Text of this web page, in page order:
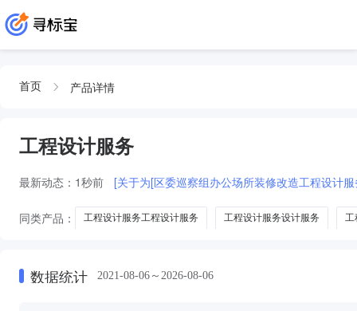
首页 产品详情
工程设计服务
最新动态： 1秒前 [关于为[区委巡察组办公场所装修改造工程设计
同类产品： 工程设计服务工程设计服务 工程设计服务设计服务 工
数据统计 2021-08-06～2026-08-06